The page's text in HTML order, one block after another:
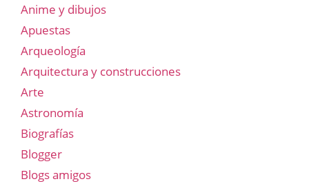
Anime y dibujos
Apuestas
Arqueología
Arquitectura y construcciones
Arte
Astronomía
Biografías
Blogger
Blogs amigos